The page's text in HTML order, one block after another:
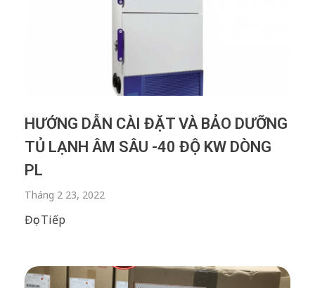
HƯỚNG DẪN CÀI ĐẶT VÀ BẢO DƯỠNG
TỦ LẠNH ÂM SÂU -40 ĐỘ KW DÒNG
PL
Tháng 2 23, 2022
Đọc Tiếp